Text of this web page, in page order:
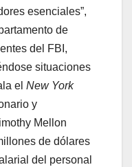
esenciales”,
de
del FBI,
situaciones
el New York
y
Mellon
de dólares
del personal